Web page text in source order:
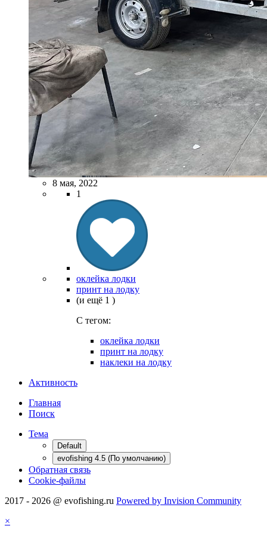
8 мая, 2022
1
оклейка лодки
принт на лодку
(и ещё 1 )
C тегом:
оклейка лодки
принт на лодку
наклеки на лодку
Активность
Главная
Поиск
Тема
Default
evofishing 4.5 (По умолчанию)
Обратная связь
Cookie-файлы
2017 - 2026 @ evofishing.ru Powered by Invision Community
×